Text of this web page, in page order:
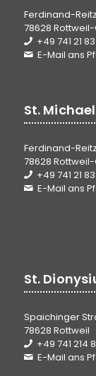
Ferdinand-
78628
+49 741 21
E-Mail ans
St.
Ferdinand-
78628
+49 741 21
E-Mail ans
St.
Spaichinger
78628 Rottweil
+49 741 214
E-Mail ans